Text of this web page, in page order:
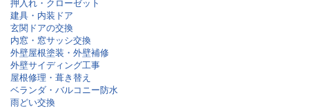
押入れ・クローゼット
建具・内装ドア
玄関ドアの交換
内窓・窓サッシ交換
外壁屋根塗装・外壁補修
外壁サイディング工事
屋根修理・葺き替え
ベランダ・バルコニー防水
雨どい交換